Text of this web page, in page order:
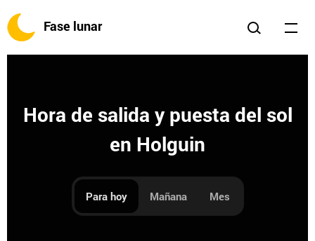
Fase lunar
Hora de salida y puesta del sol
en Holguin
Para hoy Mañana Mes